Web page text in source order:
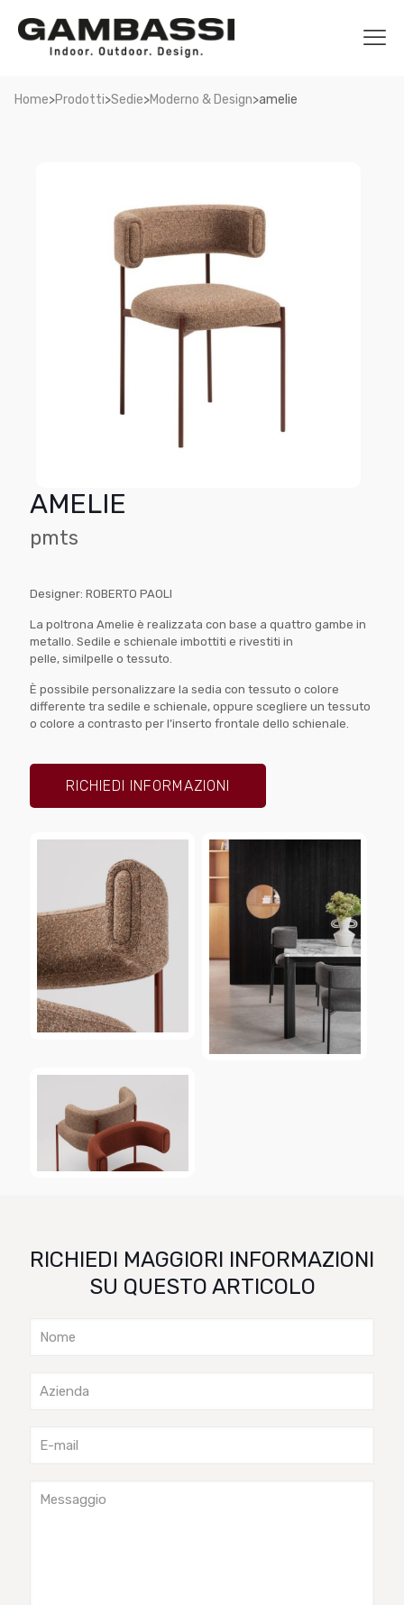
Home>Prodotti>Sedie>Moderno & Design>amelie
AMELIE
pmts
Designer: ROBERTO PAOLI
La poltrona Amelie è realizzata con base a quattro gambe in
metallo. Sedile e schienale imbottiti e rivestiti in
pelle, similpelle o tessuto.
È possibile personalizzare la sedia con tessuto o colore
differente tra sedile e schienale, oppure scegliere un tessuto
o colore a contrasto per l’inserto frontale dello schienale.
RICHIEDI INFORMAZIONI
RICHIEDI MAGGIORI INFORMAZIONI
SU QUESTO ARTICOLO